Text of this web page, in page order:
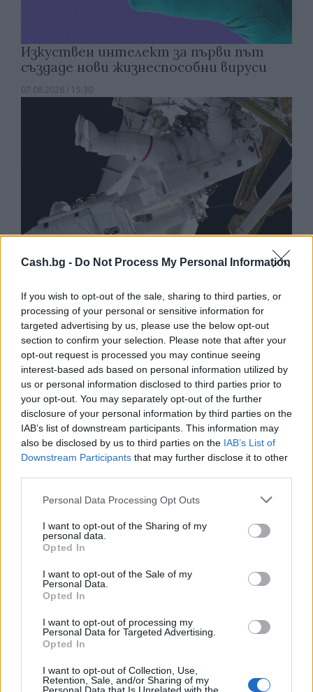
Cash.bg - Do Not Process My Personal Information
If you wish to opt-out of the sale, sharing to third parties, or
processing of your personal or sensitive information for
targeted advertising by us, please use the below opt-out
section to confirm your selection. Please note that after your
opt-out request is processed you may continue seeing
interest-based ads based on personal information utilized by
us or personal information disclosed to third parties prior to
your opt-out. You may separately opt-out of the further
disclosure of your personal information by third parties on the
IAB’s list of downstream participants. This information may
also be disclosed by us to third parties on the IAB’s List of
Downstream Participants that may further disclose it to other
Personal Data Processing Opt Outs
I want to opt-out of the Sharing of my
personal data.
Opted In
I want to opt-out of the Sale of my
Personal Data.
Opted In
I want to opt-out of processing my
Personal Data for Targeted Advertising.
Opted In
I want to opt-out of Collection, Use,
Retention, Sale, and/or Sharing of my
Изкуствен интелект за първи път
създаде нови жизнеспособни вируси
07.08.2026 / 15:30
Астронавти на NASA излязоха в
открития космос
07.08.2026 / 15:00
обаждания без съгласието на
абонатите от 11 август
07.08.2026 / 14:30